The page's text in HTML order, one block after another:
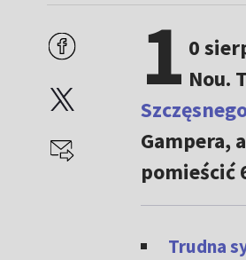
1 0
Nou.
Gampera,
pomieścić
Trudna